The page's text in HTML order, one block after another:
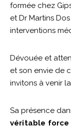
formée chez
et Dr Martins
interventions
Dévouée et
et son envie de
invitons à venir
Sa présence
véritable force